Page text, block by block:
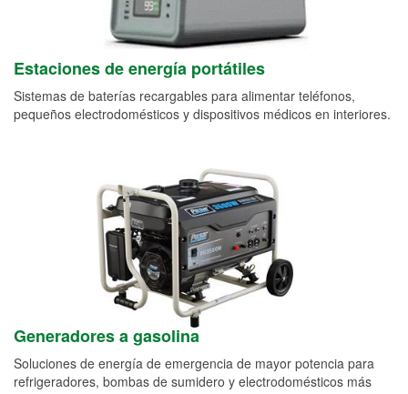
Estaciones de energía portátiles
Sistemas de baterías recargables para alimentar teléfonos,
pequeños electrodomésticos y dispositivos médicos en interiores.
Generadores a gasolina
Soluciones de energía de emergencia de mayor potencia para
refrigeradores, bombas de sumidero y electrodomésticos más